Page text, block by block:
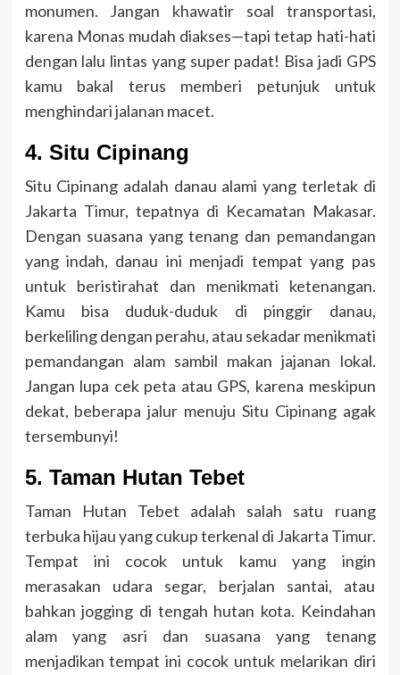
monumen. Jangan khawatir soal transportasi,
karena Monas mudah diakses—tapi tetap hati-hati
dengan lalu lintas yang super padat! Bisa jadi GPS
kamu bakal terus memberi petunjuk untuk
menghindari jalanan macet.
4. Situ Cipinang
Situ Cipinang adalah danau alami yang terletak di
Jakarta Timur, tepatnya di Kecamatan Makasar.
Dengan suasana yang tenang dan pemandangan
yang indah, danau ini menjadi tempat yang pas
untuk beristirahat dan menikmati ketenangan.
Kamu bisa duduk-duduk di pinggir danau,
berkeliling dengan perahu, atau sekadar menikmati
pemandangan alam sambil makan jajanan lokal.
Jangan lupa cek peta atau GPS, karena meskipun
dekat, beberapa jalur menuju Situ Cipinang agak
tersembunyi!
5. Taman Hutan Tebet
Taman Hutan Tebet adalah salah satu ruang
terbuka hijau yang cukup terkenal di Jakarta Timur.
Tempat ini cocok untuk kamu yang ingin
merasakan udara segar, berjalan santai, atau
bahkan jogging di tengah hutan kota. Keindahan
alam yang asri dan suasana yang tenang
menjadikan tempat ini cocok untuk melarikan diri